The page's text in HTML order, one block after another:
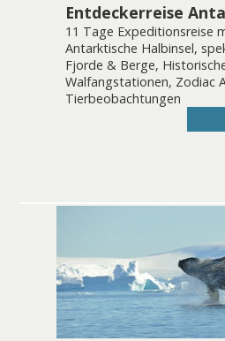
Entdeckerreise
11 Tage Expeditionsreise
Antarktische Halbinsel,
Fjorde & Berge,
Walfangstationen, Zodiac
Tierbeobachtungen